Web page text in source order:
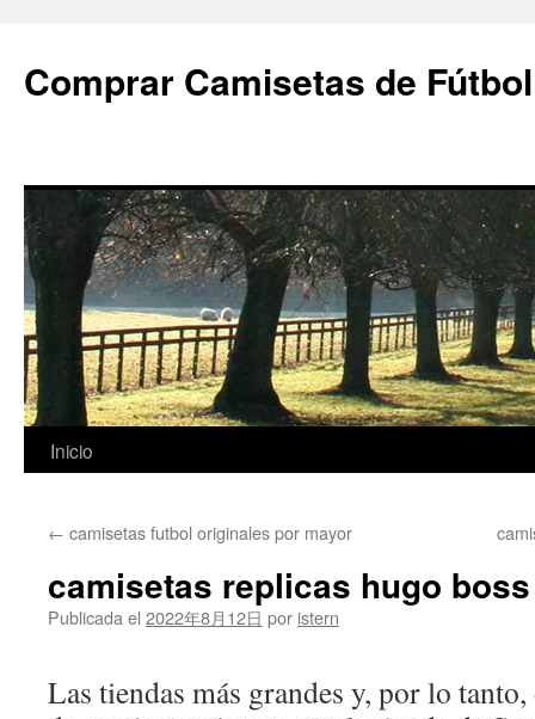
Comprar Camisetas de
Saltar
contenido
Inicio
← camisetas futbol originales por mayor
camisetas replicas hugo boss
Publicada el 2022年8月12日 por istern
Las tiendas más grandes y, por lo